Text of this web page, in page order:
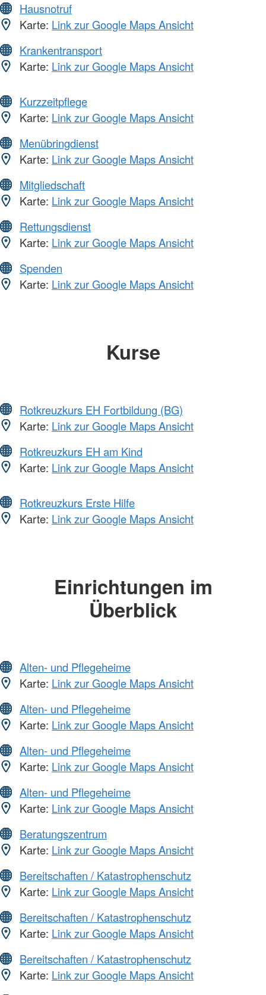
Hausnotruf
Karte: Link zur Google Maps Ansicht
Krankentransport
Karte: Link zur Google Maps Ansicht
Kurzzeitpflege
Karte: Link zur Google Maps Ansicht
Menübringdienst
Karte: Link zur Google Maps Ansicht
Mitgliedschaft
Karte: Link zur Google Maps Ansicht
Rettungsdienst
Karte: Link zur Google Maps Ansicht
Spenden
Karte: Link zur Google Maps Ansicht
Kurse
Rotkreuzkurs EH Fortbildung (BG)
Karte: Link zur Google Maps Ansicht
Rotkreuzkurs EH am Kind
Karte: Link zur Google Maps Ansicht
Rotkreuzkurs Erste Hilfe
Karte: Link zur Google Maps Ansicht
Einrichtungen im
Überblick
Alten- und Pflegeheime
Karte: Link zur Google Maps Ansicht
Alten- und Pflegeheime
Karte: Link zur Google Maps Ansicht
Alten- und Pflegeheime
Karte: Link zur Google Maps Ansicht
Alten- und Pflegeheime
Karte: Link zur Google Maps Ansicht
Beratungszentrum
Karte: Link zur Google Maps Ansicht
Bereitschaften / Katastrophenschutz
Karte: Link zur Google Maps Ansicht
Bereitschaften / Katastrophenschutz
Karte: Link zur Google Maps Ansicht
Bereitschaften / Katastrophenschutz
Karte: Link zur Google Maps Ansicht